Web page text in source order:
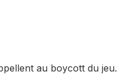
au boycott du jeu.